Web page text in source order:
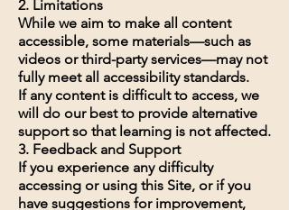
2. Limitations
While we aim to make all content
accessible, some materials—such as
videos or third-party services—may not
fully meet all accessibility standards.
If any content is difficult to access, we
will do our best to provide alternative
support so that learning is not affected.
3. Feedback and Support
If you experience any difficulty
accessing or using this Site, or if you
have suggestions for improvement,